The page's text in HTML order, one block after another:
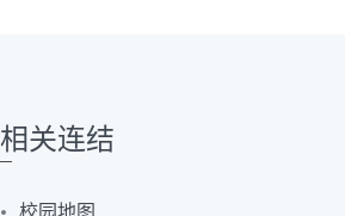
相关连结